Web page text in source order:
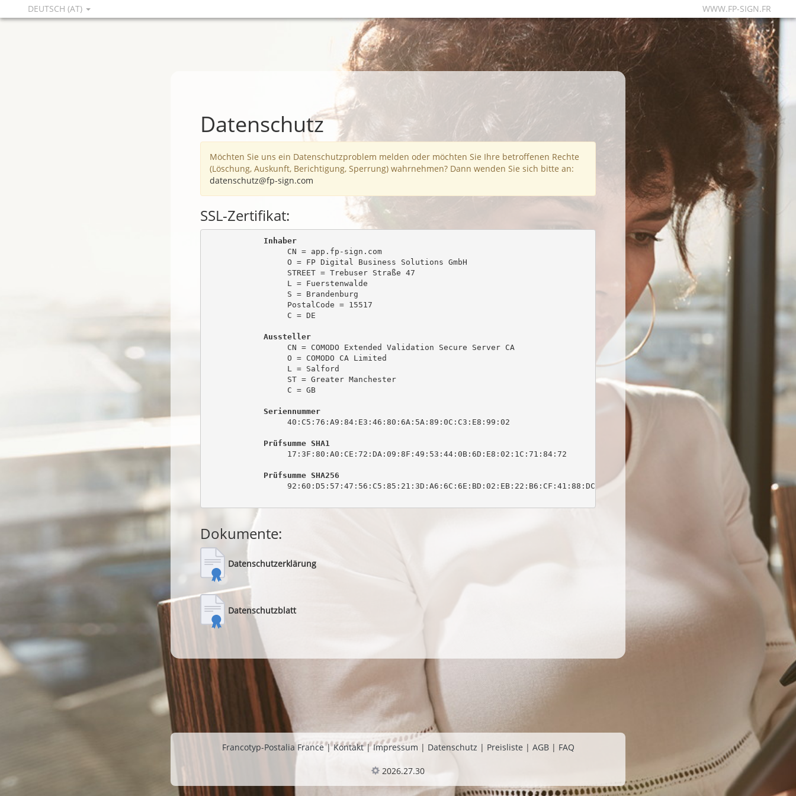
DEUTSCH (AT) WWW.FP-SIGN.FR
Datenschutz
Möchten Sie uns ein Datenschutzproblem melden oder möchten Sie Ihre betroffenen Rechte
(Löschung, Auskunft, Berichtigung, Sperrung) wahrnehmen? Dann wenden Sie sich bitte an:
datenschutz@fp-sign.com
SSL-Zertifikat:
Inhaber
                 CN = app.fp-sign.com
                 O = FP Digital Business Solutions GmbH
                 STREET = Trebuser Straße 47
                 L = Fuerstenwalde
                 S = Brandenburg
                 PostalCode = 15517
                 C = DE
Aussteller
                 CN = COMODO Extended Validation Secure Server CA
                 O = COMODO CA Limited
                 L = Salford
                 ST = Greater Manchester
                 C = GB
Seriennummer
                 40:C5:76:A9:84:E3:46:80:6A:5A:89:0C:C3:E8:99:02
Prüfsumme SHA1
                 17:3F:80:A0:CE:72:DA:09:8F:49:53:44:0B:6D:E8:02:1C:71:84:72
Prüfsumme SHA256
                 92:60:D5:57:47:56:C5:85:21:3D:A6:6C:6E:BD:02:EB:22:B6:CF:41:88:DC:03:0F:C1:DB:64:1D:E9:B7:1E:63
Dokumente:
Datenschutzerklärung
Datenschutzblatt
Francotyp-Postalia France|Kontakt|Impressum | Datenschutz | Preisliste | AGB| FAQ
2026.27.30